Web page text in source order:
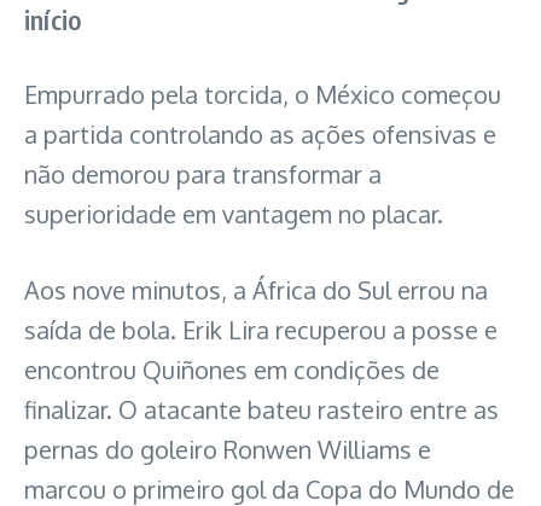
início
Empurrado pela torcida, o México começou
a partida controlando as ações ofensivas e
não demorou para transformar a
superioridade em vantagem no placar.
Aos nove minutos, a África do Sul errou na
saída de bola. Erik Lira recuperou a posse e
encontrou Quiñones em condições de
finalizar. O atacante bateu rasteiro entre as
pernas do goleiro Ronwen Williams e
marcou o primeiro gol da Copa do Mundo de